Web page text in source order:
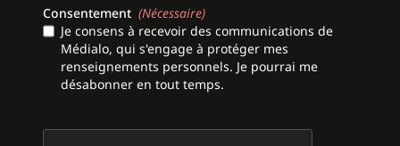
Consentement (Nécessaire)
Je consens à recevoir des communications de
Médialo, qui s'engage à protéger mes
renseignements personnels. Je pourrai me
désabonner en tout temps.
CAPTCHA